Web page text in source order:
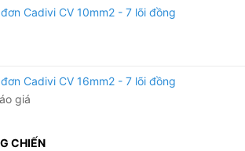
Cadivi CV 10mm2 - 7 lõi đồng
Cadivi CV 16mm2 - 7 lõi đồng
giá
CHIẾN